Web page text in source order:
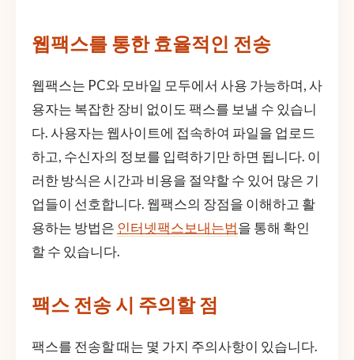
웹팩스를 통한 효율적인 전송
웹팩스는 PC와 모바일 모두에서 사용 가능하며, 사
용자는 복잡한 장비 없이도 팩스를 보낼 수 있습니
다. 사용자는 웹사이트에 접속하여 파일을 업로드
하고, 수신자의 정보를 입력하기만 하면 됩니다. 이
러한 방식은 시간과 비용을 절약할 수 있어 많은 기
업들이 선호합니다. 웹팩스의 장점을 이해하고 활
용하는 방법은 인터넷팩스보내는법을 통해 확인
할 수 있습니다.
팩스 전송 시 주의할 점
팩스를 전송할 때는 몇 가지 주의사항이 있습니다.